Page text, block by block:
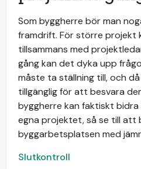
Som byggherre bör man
framdrift. För större projekt
tillsammans med
gång kan det dyka upp
måste ta ställning till, och
tillgänglig för att besvara
byggherre kan faktiskt
egna projektet, så se till att
byggarbetsplatsen med
Slutkontroll